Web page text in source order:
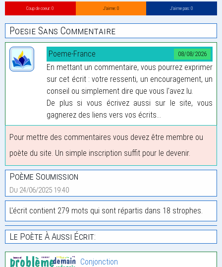
Coup de coeur: 0 J’aime: 0 J’aime pas: 0
Poesie Sans Commentaire
08/08/2026
Poeme-France
En mettant un commentaire, vous pourrez exprimer
sur cet écrit : votre ressenti, un encouragement, un
conseil ou simplement dire que vous l'avez lu.
De plus si vous écrivez aussi sur le site, vous
gagnerez des liens vers vos écrits...
Pour mettre des commentaires vous devez être membre ou
poète du site. Un simple inscription suffit pour le devenir.
Poème Soumission
Du 24/06/2025 19:40
L'écrit contient 279 mots qui sont répartis dans 18 strophes.
Le Poète À Aussi Écrit:
Conjonction